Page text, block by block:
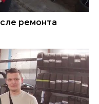
ремонта